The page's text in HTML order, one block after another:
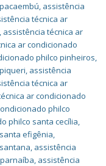
, assistência
técnica ar
, assistência técnica ar
ar condicionado
philco pinheiros,
, assistência
técnica ar
ar condicionado
philco
philco santa cecília,
efigênia,
, assistência
, assistência